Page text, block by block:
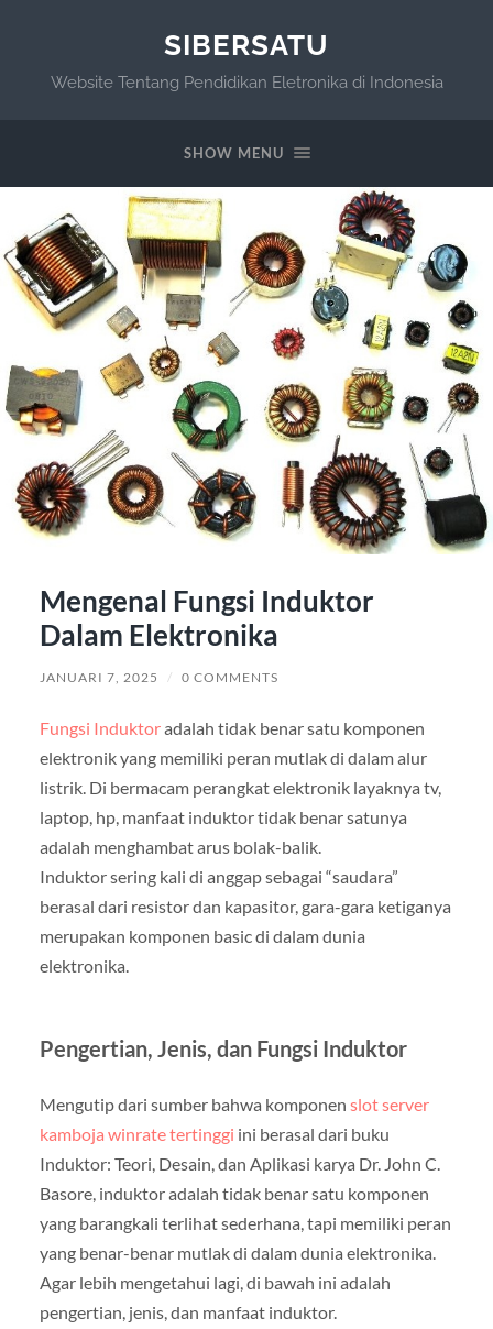
SIBERSATU
Website Tentang Pendidikan Eletronika di Indonesia
SHOW MENU
Mengenal Fungsi Induktor
Dalam Elektronika
JANUARI 7, 2025 / 0 COMMENTS
Fungsi Induktoradalah tidak benar satu komponen
elektronik yang memiliki peran mutlak di dalam alur
listrik. Di bermacam perangkat elektronik layaknya tv,
laptop, hp, manfaat induktor tidak benar satunya
adalah menghambat arus bolak-balik.
Induktor sering kali di anggap sebagai “saudara”
berasal dari resistor dan kapasitor, gara-gara ketiganya
merupakan komponen basic di dalam dunia
elektronika.
Pengertian, Jenis, dan Fungsi Induktor
Mengutip dari sumber bahwa komponen slot server
kamboja winrate tertinggi ini berasal dari buku
Induktor: Teori, Desain, dan Aplikasi karya Dr. John C.
Basore, induktor adalah tidak benar satu komponen
yang barangkali terlihat sederhana, tapi memiliki peran
yang benar-benar mutlak di dalam dunia elektronika.
Agar lebih mengetahui lagi, di bawah ini adalah
pengertian, jenis, dan manfaat induktor.